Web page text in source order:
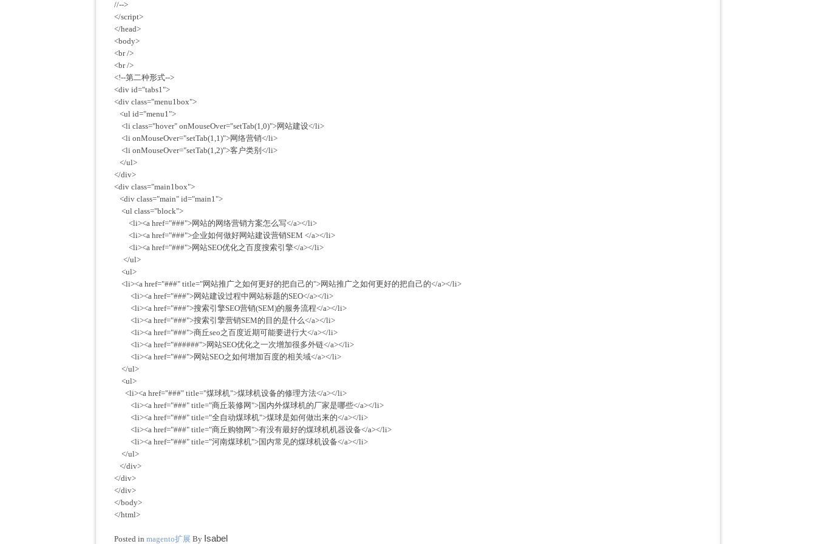
//-->
</script>
</head>
<body>
<br />
<br />
<!--第二种形式-->
<div id="tabs1">
<div class="menu1box">
<ul id="menu1">
<li class="hover" onMouseOver="setTab(1,0)">网站建设</li>
<li onMouseOver="setTab(1,1)">网络营销</li>
<li onMouseOver="setTab(1,2)">客户类别</li>
</ul>
</div>
<div class="main1box">
<div class="main" id="main1">
<ul class="block">
<li><a href="###">网站的网络营销方案怎么写</a></li>
<li><a href="###">企业如何做好网站建设营销SEM </a></li>
<li><a href="###">网站SEO优化之百度搜索引擎</a></li>
</ul>
<ul>
<li><a href="###" title="网站推广之如何更好的把自己的">网站推广之如何更好的把自己的</a></li>
<li><a href="###">网站建设过程中网站标题的SEO</a></li>
<li><a href="###">搜索引擎SEO营销(SEM)的服务流程</a></li>
<li><a href="###">搜索引擎营销SEM的目的是什么</a></li>
<li><a href="###">商丘seo之百度近期可能要进行大</a></li>
<li><a href="######">网站SEO优化之一次增加很多外链</a></li>
<li><a href="###">网站SEO之如何增加百度的相关域</a></li>
</ul>
<ul>
<li><a href="###" title="煤球机">煤球机设备的修理方法</a></li>
<li><a href="###" title="商丘装修网">国内外煤球机的厂家是哪些</a></li>
<li><a href="###" title="全自动煤球机">煤球是如何做出来的</a></li>
<li><a href="###" title="商丘购物网">有没有最好的煤球机机器设备</a></li>
<li><a href="###" title="河南煤球机">国内常见的煤球机设备</a></li>
</ul>
</div>
</div>
</div>
</body>
</html>
Posted in magento扩展 By Isabel